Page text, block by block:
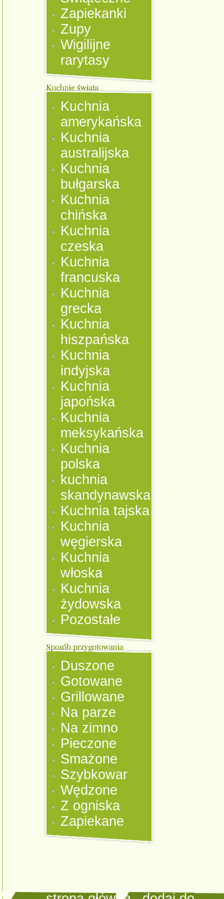
Zapiekanki
Zupy
Wigilijne
rarytasy
Kuchnia
amerykańska
Kuchnia
australijska
Kuchnia
bułgarska
Kuchnia
chińska
Kuchnia
czeska
Kuchnia
francuska
Kuchnia
grecka
Kuchnia
hiszpańska
Kuchnia
indyjska
Kuchnia
japońska
Kuchnia
meksykańska
Kuchnia
polska
kuchnia
skandynawska
Kuchnia tajska
Kuchnia
węgierska
Kuchnia
włoska
Kuchnia
żydowska
Pozostałe
Duszone
Gotowane
Grillowane
Na parze
Na zimno
Pieczone
Smażone
Szybkowar
Wędzone
Z ogniska
Zapiekane